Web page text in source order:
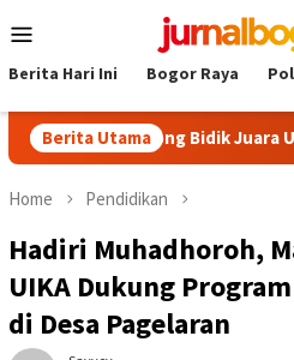
to
Menu
Berita Hari Ini Bogor Raya
Berita Utama
Bidik Juara Umum MTQ
Home Pendidikan
Hadiri Muhadhoroh,
UIKA Dukung
di Desa Pagelaran